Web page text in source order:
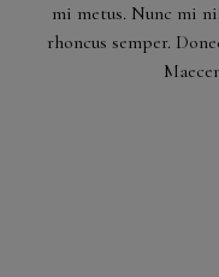
mi metus. Nunc mi
rhoncus semper.